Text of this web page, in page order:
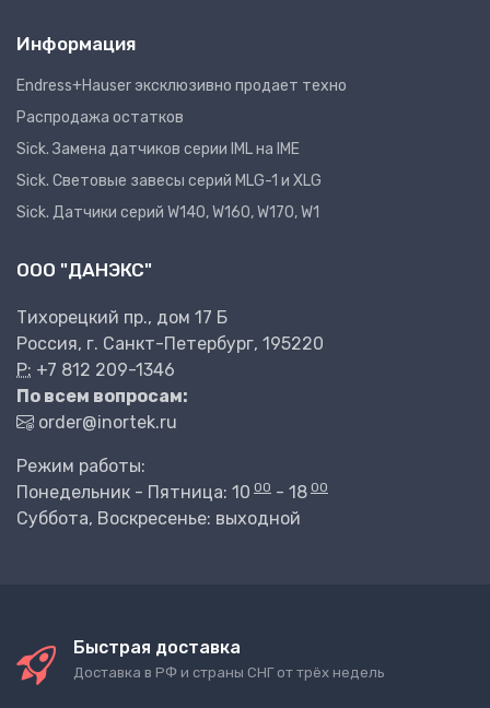
Информация
Endress+Hauser эксклюзивно продает техно
Распродажа остатков
Sick. Замена датчиков серии IML на IME
Sick. Световые завесы серий MLG-1 и XLG
Sick. Датчики серий W140, W160, W170, W1
ООО "ДАНЭКС"
Тихорецкий пр., дом 17 Б
Россия, г. Санкт-Петербург, 195220
P: +7 812 209-1346
По всем вопросам:
order@inortek.ru
Режим работы:
Понедельник - Пятница: 10 00 - 18 00
Суббота, Воскресенье: выходной
Быстрая доставка
Доставка в РФ и страны СНГ от трёх недель